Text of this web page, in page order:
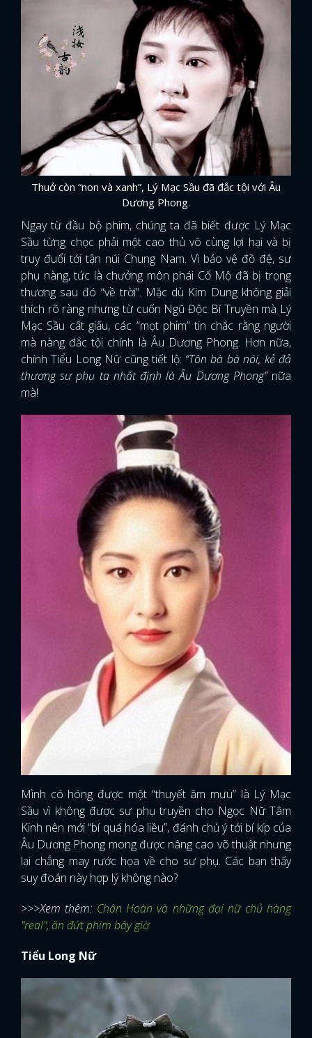
Thuở còn “non và xanh”, Lý Mạc Sầu đã đắc tội với Âu
Dương Phong.
Ngay từ đầu bộ phim, chúng ta đã biết được Lý Mạc
Sầu từng chọc phải một cao thủ vô cùng lợi hại và bị
truy đuổi tới tận núi Chung Nam. Vì bảo vệ đồ đệ, sư
phụ nàng, tức là chưởng môn phái Cổ Mộ đã bị trọng
thương sau đó “về trời”. Mặc dù Kim Dung không giải
thích rõ ràng nhưng từ cuốn Ngũ Độc Bí Truyền mà Lý
Mạc Sầu cất giấu, các “mọt phim” tin chắc rằng người
mà nàng đắc tội chính là Âu Dương Phong. Hơn nữa,
chính Tiểu Long Nữ cũng tiết lộ: “Tôn bà bà nói, kẻ đả
thương sư phụ ta nhất định là Âu Dương Phong”nữa
mà!
Mình có hóng được một “thuyết âm mưu” là Lý Mạc
Sầu vì không được sư phụ truyền cho Ngọc Nữ Tâm
Kinh nên mới “bí quá hóa liều”, đánh chủ ý tới bí kíp của
Âu Dương Phong mong được nâng cao võ thuật nhưng
lại chẳng may rước họa về cho sư phụ. Các bạn thấy
suy đoán này hợp lý không nào?
>>>Xem thêm: Chân Hoàn và những đại nữ chủ hàng
"real", ăn đứt phim bây giờ
Tiểu Long Nữ